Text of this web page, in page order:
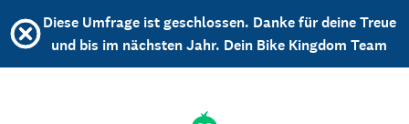
Diese Umfrage ist geschlossen. Danke für deine Treue
und bis im nächsten Jahr. Dein Bike Kingdom Team